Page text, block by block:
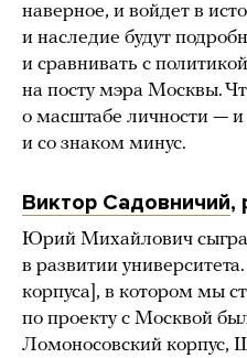
наверное, и войдет в
и наследие будут
и сравнивать с
на посту мэра Москвы.
о масштабе личности —
и со знаком минус.
Виктор Садовничий,
Юрий Михайлович
в развитии
корпуса], в котором мы
по проекту с Москвой
Ломоносовский корпус,